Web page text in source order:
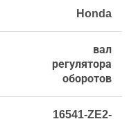
Honda
вал
регулятора
оборотов
16541-ZE2-